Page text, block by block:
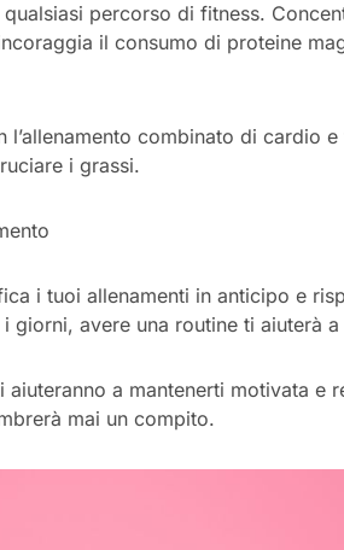
percorso di fitness.
il consumo di proteine
combinato di cardio
i grassi.
i tuoi allenamenti in anticipo e
avere una routine ti aiuterà
a mantenerti motivata e
mai un compito.